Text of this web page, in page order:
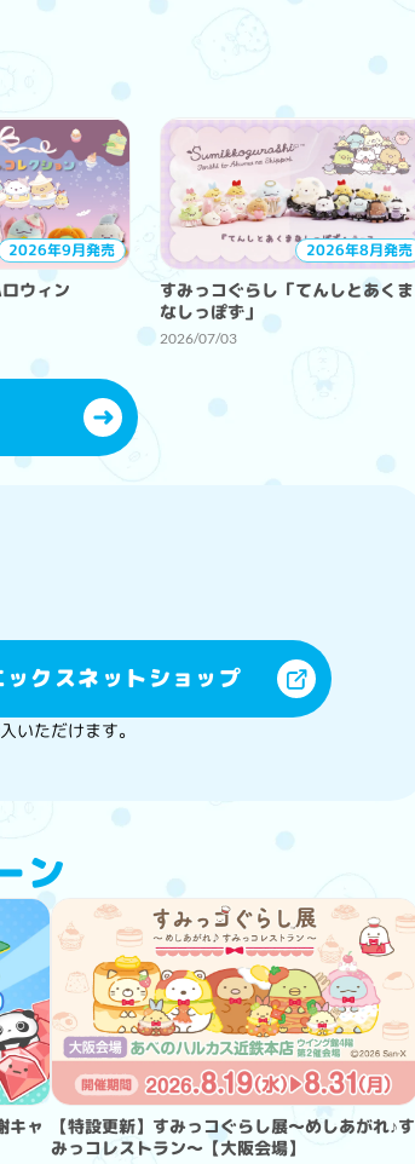
2026年9月発売
ウィン
2026年8月発売
すみっコぐらし「てんしとあくま
なしっぽず」
2026/07/03
ックスネットショップ
いただけます。
ン
キャ
【特設更新】すみっコぐらし展～めしあがれ♪す
みっコレストラン～【大阪会場】